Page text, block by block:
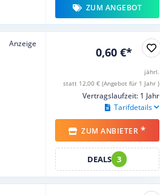
ZUM ANGEBOT
Anzeige
0,60 €*
jährl.
statt 12,00 € (Angebot für 1 Jahr )
Vertragslaufzeit: 1 Jahr
Tarifdetails
ZUM ANBIETER *
DEALS 3